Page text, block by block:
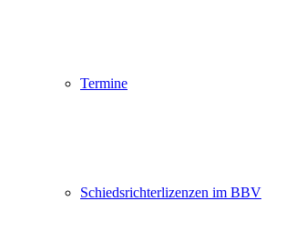
Termine
Schiedsrichterlizenzen im BBV